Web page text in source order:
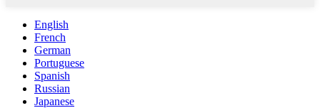
English
French
German
Portuguese
Spanish
Russian
Japanese